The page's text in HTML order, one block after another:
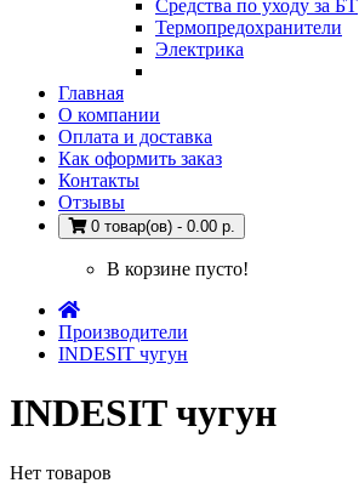
Средства по уходу за БТ
Термопредохранители
Электрика
Главная
О компании
Оплата и доставка
Как оформить заказ
Контакты
Отзывы
0 товар(ов) - 0.00 р.
В корзине пусто!
Производители
INDESIT чугун
INDESIT чугун
Нет товаров